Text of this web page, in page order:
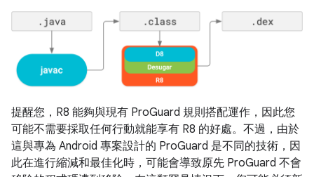
提醒您，R8 能夠與現有 ProGuard 規則搭配運作，因此您
可能不需要採取任何行動就能享有 R8 的好處。不過，由於
這與專為 Android 專案設計的 ProGuard 是不同的技術，因
此在進行縮減和最佳化時，可能會導致原先 ProGuard 不會